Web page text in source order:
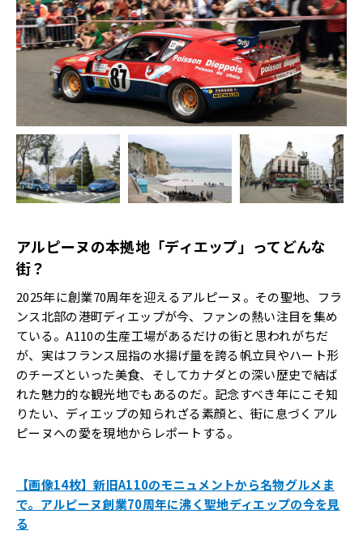
アルピーヌの本拠地「ディエップ」ってどんな
街？
2025年に創業70周年を迎えるアルピーヌ。その聖地、フラ
ンス北部の港町ディエップが今、ファンの熱い注目を集め
ている。A110の生産工場があるだけの街と思われがちだ
が、実はフランス屈指の水揚げ量を誇る帆立貝やハート形
のチーズといった美食、そしてカナダとの深い歴史で結ば
れた魅力的な観光地でもあるのだ。記念すべき年にこそ知
りたい、ディエップの知られざる素顔と、街に息づくアル
ピーヌへの愛を現地からレポートする。
【画像14枚】新旧A110のモニュメントから名物グルメま
で。アルピーヌ創業70周年に沸く聖地ディエップの今を見
る